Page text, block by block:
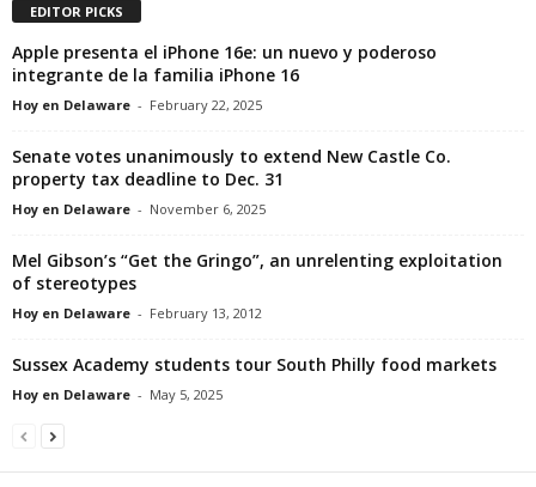
EDITOR PICKS
Apple presenta el iPhone 16e: un nuevo y poderoso
integrante de la familia iPhone 16
Hoy en Delaware - February 22, 2025
Senate votes unanimously to extend New Castle Co.
property tax deadline to Dec. 31
Hoy en Delaware - November 6, 2025
Mel Gibson’s “Get the Gringo”, an unrelenting exploitation
of stereotypes
Hoy en Delaware - February 13, 2012
Sussex Academy students tour South Philly food markets
Hoy en Delaware - May 5, 2025